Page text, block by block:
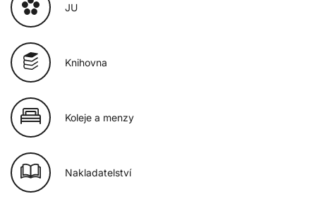
JU
Knihovna
Koleje a menzy
Nakladatelství